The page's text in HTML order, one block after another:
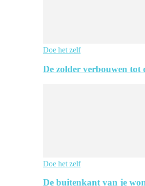
Doe het zelf
De zolder verbouwen tot
Doe het zelf
De buitenkant van je